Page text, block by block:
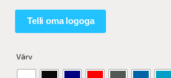
Telli oma logoga
Värv